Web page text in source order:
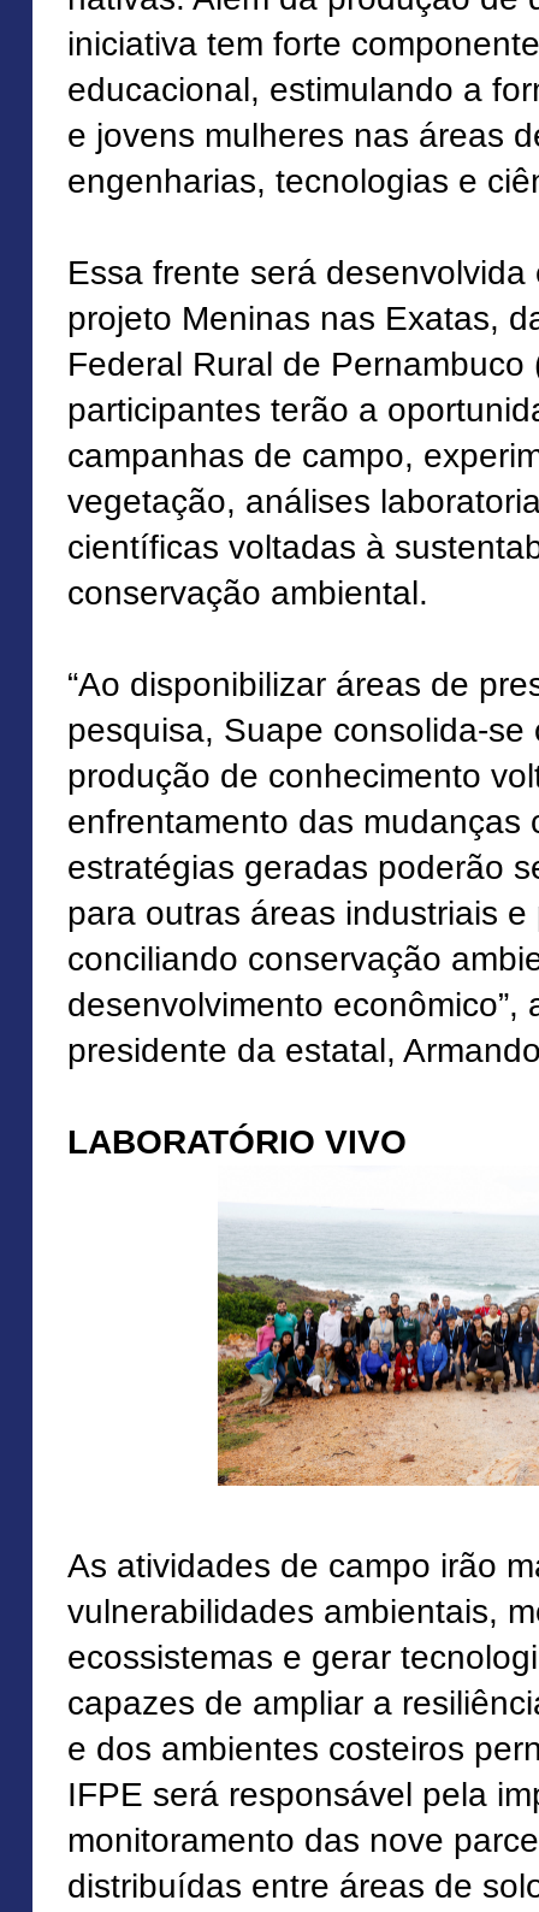
iniciativa tem forte
educacional, estimulando a
e jovens mulheres nas áreas
engenharias, tecnologias e
Essa frente será
projeto Meninas nas Exatas,
Federal Rural de Pernambuco
participantes terão a
campanhas de campo,
vegetação, análises
científicas voltadas à
conservação ambiental.
“Ao disponibilizar áreas de
pesquisa, Suape consolida-se
produção de conhecimento
enfrentamento das mudanças
estratégias geradas poderão
para outras áreas industriais
conciliando conservação
desenvolvimento econômico”,
presidente da estatal,
LABORATÓRIO VIVO
As atividades de campo irão
vulnerabilidades ambientais,
ecossistemas e gerar
capazes de ampliar a
e dos ambientes costeiros
IFPE será responsável pela
monitoramento das nove
distribuídas entre áreas de